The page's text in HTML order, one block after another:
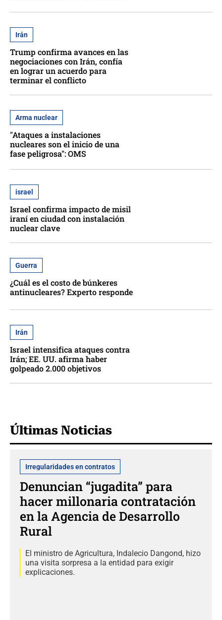
Irán
Trump confirma avances en las
negociaciones con Irán, confía
en lograr un acuerdo para
terminar el conflicto
Arma nuclear
"Ataques a instalaciones
nucleares son el inicio de una
fase peligrosa": OMS
israel
Israel confirma impacto de misil
iraní en ciudad con instalación
nuclear clave
Guerra
¿Cuál es el costo de búnkeres
antinucleares? Experto responde
Irán
Israel intensifica ataques contra
Irán; EE. UU. afirma haber
golpeado 2.000 objetivos
Últimas Noticias
Irregularidades en contratos
Denuncian “jugadita” para
hacer millonaria contratación
en la Agencia de Desarrollo
Rural
El ministro de Agricultura, Indalecio Dangond, hizo
una visita sorpresa a la entidad para exigir
explicaciones.